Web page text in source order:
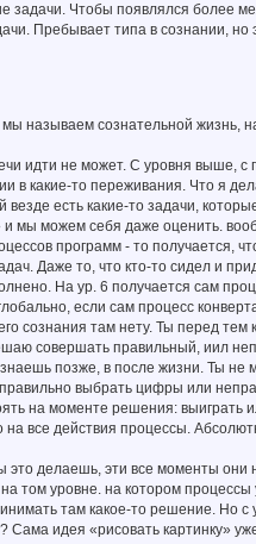
задачи. Чтобы появлялся более
Пребывает типа в сознании,
называем сознательной жизнь,
идти не может. С уровня выше, с
в какие-то переживания. Что я
есть какие-то задачи,
и мы можем себя даже оценить.
программ - то получается,
Даже то, что кто-то сидел и
На ур. 6 получается сам
если сам процесс
сознания там нету. Ты перед тем
совершать правильный, иил
позже, в после жизни. Ты не
выбрать цифры или
на моменте решения: выиграть
все действия процессы.
это делаешь, эти все моменты
том уровне. на котором
там какое-то решение. Но
идея «рисовать картинку»